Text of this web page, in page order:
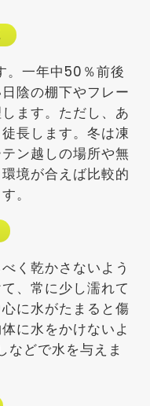
。一年中50％前後
陰の棚下やフレー
ます。ただし、あ
長します。冬は凍
ン越しの場所や無
境が合えば比較的
。
く乾かさないよう
、常に少し濡れて
に水がたまると傷
に水をかけないよ
などで水を与えま